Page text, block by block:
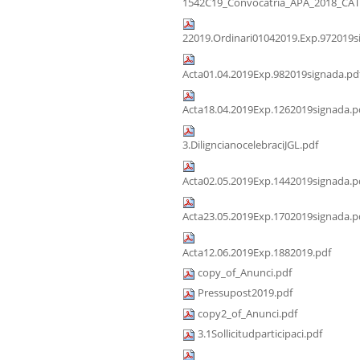
3.DiligncianocelebraciJGL.pdf
Acta12.06.2019Exp.1882019.pdf
copy_of_Anunci.pdf
Pressupost2019.pdf
copy2_of_Anunci.pdf
3.1Sollicitudparticipaci.pdf